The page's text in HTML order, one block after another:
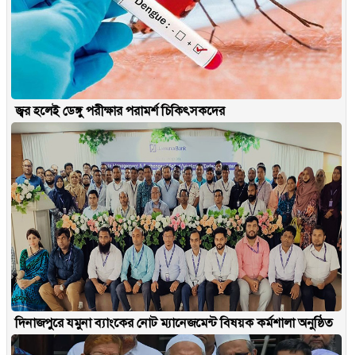
জ্বর হলেই ডেঙ্গু পরীক্ষার পরামর্শ চিকিৎসকদের
দিনাজপুরে যমুনা ব্যাংকের নোট ম্যানেজমেন্ট বিষয়ক কর্মশালা অনুষ্ঠিত